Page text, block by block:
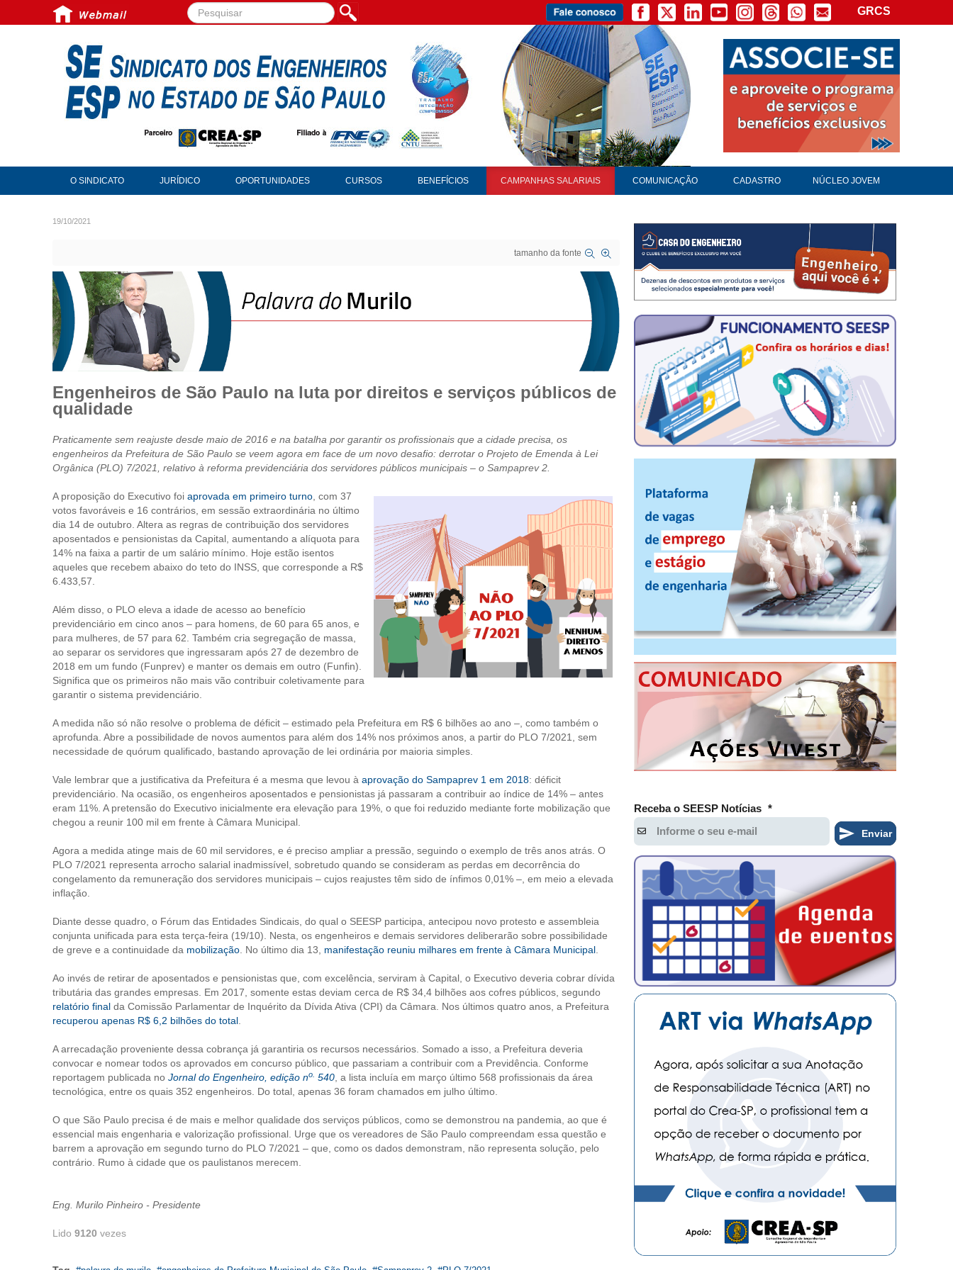
Pesquisar... GRCS
O SINDICATO JURÍDICO OPORTUNIDADES CURSOS BENEFÍCIOS CAMPANHAS SALARIAIS COMUNICAÇÃO CADASTRO NÚCLEO JOVEM
19/10/2021
tamanho da fonte
Engenheiros de São Paulo na luta por direitos e serviços públicos de
qualidade
Praticamente sem reajuste desde maio de 2016 e na batalha por garantir os profissionais que a cidade precisa, os
engenheiros da Prefeitura de São Paulo se veem agora em face de um novo desafio: derrotar o Projeto de Emenda à Lei
Orgânica (PLO) 7/2021, relativo à reforma previdenciária dos servidores públicos municipais – o Sampaprev 2.
A proposição do Executivo foi aprovada em primeiro turno , com 37
votos favoráveis e 16 contrários, em sessão extraordinária no último
dia 14 de outubro. Altera as regras de contribuição dos servidores
aposentados e pensionistas da Capital, aumentando a alíquota para
14% na faixa a partir de um salário mínimo. Hoje estão isentos
aqueles que recebem abaixo do teto do INSS, que corresponde a R$
6.433,57.
Além disso, o PLO eleva a idade de acesso ao benefício
previdenciário em cinco anos – para homens, de 60 para 65 anos, e
para mulheres, de 57 para 62. Também cria segregação de massa,
ao separar os servidores que ingressaram após 27 de dezembro de
2018 em um fundo (Funprev) e manter os demais em outro (Funfin).
Significa que os primeiros não mais vão contribuir coletivamente para
garantir o sistema previdenciário.
A medida não só não resolve o problema de déficit – estimado pela Prefeitura em R$ 6 bilhões ao ano –, como também o
aprofunda. Abre a possibilidade de novos aumentos para além dos 14% nos próximos anos, a partir do PLO 7/2021, sem
necessidade de quórum qualificado, bastando aprovação de lei ordinária por maioria simples.
Vale lembrar que a justificativa da Prefeitura é a mesma que levou à aprovação do Sampaprev 1 em 2018: déficit
previdenciário. Na ocasião, os engenheiros aposentados e pensionistas já passaram a contribuir ao índice de 14% – antes
eram 11%. A pretensão do Executivo inicialmente era elevação para 19%, o que foi reduzido mediante forte mobilização que
chegou a reunir 100 mil em frente à Câmara Municipal.
Agora a medida atinge mais de 60 mil servidores, e é preciso ampliar a pressão, seguindo o exemplo de três anos atrás. O
PLO 7/2021 representa arrocho salarial inadmissível, sobretudo quando se consideram as perdas em decorrência do
congelamento da remuneração dos servidores municipais – cujos reajustes têm sido de ínfimos 0,01% –, em meio a elevada
inflação.
Diante desse quadro, o Fórum das Entidades Sindicais, do qual o SEESP participa, antecipou novo protesto e assembleia
conjunta unificada para esta terça-feira (19/10). Nesta, os engenheiros e demais servidores deliberarão sobre possibilidade
de greve e a continuidade da mobilização . No último dia 13, manifestação reuniu milhares em frente à Câmara Municipal
Ao invés de retirar de aposentados e pensionistas que, com excelência, serviram à Capital, o Executivo deveria cobrar dívida
tributária das grandes empresas. Em 2017, somente estas deviam cerca de R$ 34,4 bilhões aos cofres públicos, segundo
relatório final da Comissão Parlamentar de Inquérito da Dívida Ativa (CPI) da Câmara. Nos últimos quatro anos, a Prefeitura
recuperou apenas R$ 6,2 bilhões do total
A arrecadação proveniente dessa cobrança já garantiria os recursos necessários. Somado a isso, a Prefeitura deveria
convocar e nomear todos os aprovados em concurso público, que passariam a contribuir com a Previdência. Conforme
reportagem publicada no Jornal do Engenheiro, edição no. 540 , a lista incluía em março último 568 profissionais da área
tecnológica, entre os quais 352 engenheiros. Do total, apenas 36 foram chamados em julho último.
O que São Paulo precisa é de mais e melhor qualidade dos serviços públicos, como se demonstrou na pandemia, ao que é
essencial mais engenharia e valorização profissional. Urge que os vereadores de São Paulo compreendam essa questão e
barrem a aprovação em segundo turno do PLO 7/2021 – que, como os dados demonstram, não representa solução, pelo
contrário. Rumo à cidade que os paulistanos merecem.
Eng. Murilo Pinheiro - Presidente
Lido 9120 vezes
Receba o SEESP Notícias *
Enviar